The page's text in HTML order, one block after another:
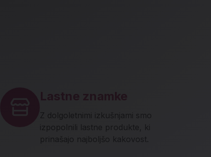
Lastne znamke
Z dolgoletnimi izkušnjami smo
izpopolnili lastne produkte, ki
prinašajo najboljšo kakovost.